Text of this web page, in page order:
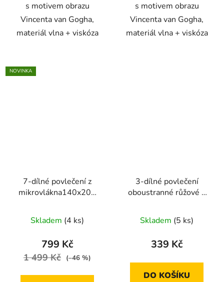
s motivem obrazu
Vincenta van Gogha,
materiál vlna + viskóza
s motivem obrazu
Vincenta van Gogha,
materiál vlna + viskóza
NOVINKA
7-dílné povlečení z
mikrovlákna140x200
Skladem (4 ks)
799 Kč
1 499 Kč (–46 %)
3-dílné povlečení
oboustranné růžové s
a králíkem
140X200+70X90+40X40
Skladem (5 ks)
339 Kč
DO KOŠÍKU